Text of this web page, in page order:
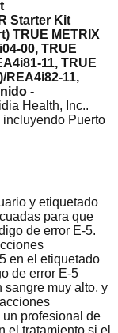
Starter Kit
TRUE METRIX
00, TRUE
11, TRUE
REA4i82-11,
-
Health, Inc..
incluyendo Puerto
y etiquetado
para que
de error E-5.
en el etiquetado
de error E-5
sangre muy alto, y
profesional de
el tratamiento si el